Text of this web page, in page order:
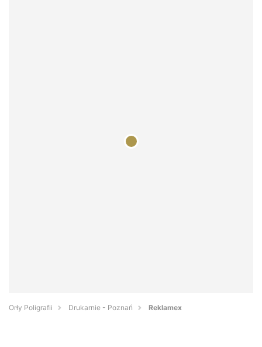
Orły Poligrafii Drukarnie - Poznań Reklamex